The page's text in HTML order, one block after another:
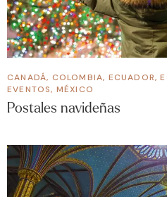
CANADÁ, COLOMBIA, ECUADOR,
EVENTOS, MÉXICO
Postales navideñas